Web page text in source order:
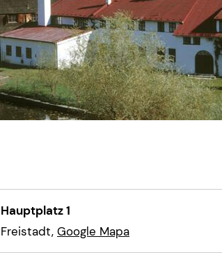
Hauptplatz 1
Freistadt, Google Mapa